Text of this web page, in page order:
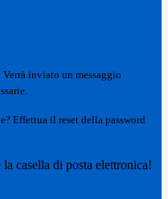
Verrà inviato un messaggio
Effettua il reset della password
casella di posta elettronica!